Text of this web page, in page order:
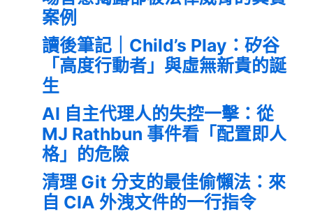
案例
讀後筆記｜Child’s Play：矽谷
「高度行動者」與虛無新貴的誕
生
AI 自主代理人的失控一擊：從
MJ Rathbun 事件看「配置即人
格」的危險
清理 Git 分支的最佳偷懶法：來
自 CIA 外洩文件的一行指令